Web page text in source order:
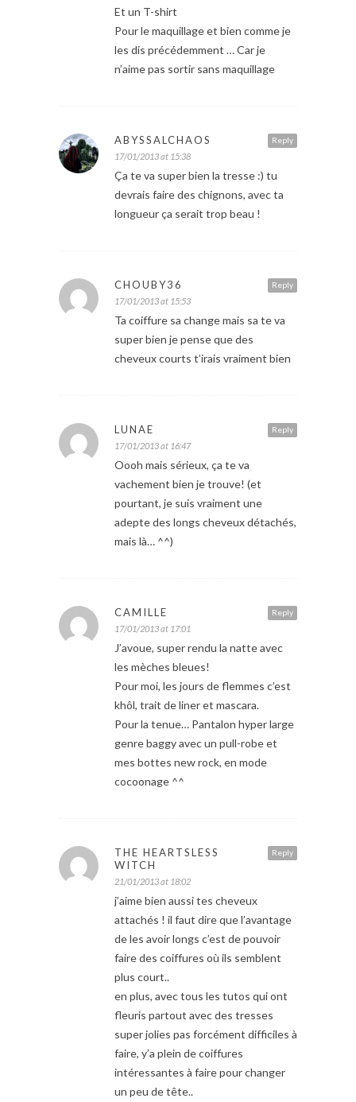
Et un T-shirt
Pour le maquillage et bien comme je
les dis précédemment … Car je
n’aime pas sortir sans maquillage
Reply
ABYSSALCHAOS
17/01/2013 at 15:38
Ça te va super bien la tresse :) tu
devrais faire des chignons, avec ta
longueur ça serait trop beau !
Reply
CHOUBY36
17/01/2013 at 15:53
Ta coiffure sa change mais sa te va
super bien je pense que des
cheveux courts t’irais vraiment bien
Reply
LUNAE
17/01/2013 at 16:47
Oooh mais sérieux, ça te va
vachement bien je trouve! (et
pourtant, je suis vraiment une
adepte des longs cheveux détachés,
mais là… ^^)
Reply
CAMILLE
17/01/2013 at 17:01
J’avoue, super rendu la natte avec
les mèches bleues!
Pour moi, les jours de flemmes c’est
khôl, trait de liner et mascara.
Pour la tenue… Pantalon hyper large
genre baggy avec un pull-robe et
mes bottes new rock, en mode
cocoonage ^^
Reply
THE HEARTSLESS
WITCH
21/01/2013 at 18:02
j’aime bien aussi tes cheveux
attachés ! il faut dire que l’avantage
de les avoir longs c’est de pouvoir
faire des coiffures où ils semblent
plus court..
en plus, avec tous les tutos qui ont
fleuris partout avec des tresses
super jolies pas forcément difficiles à
faire, y’a plein de coiffures
intéressantes à faire pour changer
un peu de tête..